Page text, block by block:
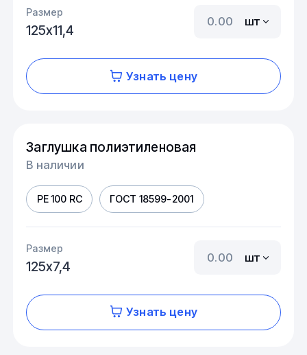
Размер
125х11,4
шт
Узнать цену
Заглушка полиэтиленовая
В наличии
PE 100 RC ГОСТ 18599-2001
Размер
125х7,4
шт
Узнать цену